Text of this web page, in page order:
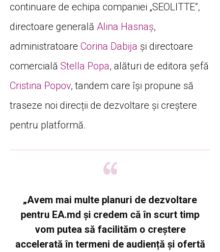
continuare de echipa companiei „SEOLITTE”,
directoare generală Alina Hasnaș,
administratoare Corina Dabija și directoare
comercială Stella Popa, alături de editora șefă
Cristina Popov, tandem care își propune să
traseze noi direcții de dezvoltare și creștere
pentru platformă.
„Avem mai multe planuri de dezvoltare
pentru EA.md și credem că în scurt timp
vom putea să facilităm o creștere
accelerată în termeni de audiență și ofertă